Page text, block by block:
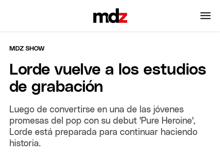
MDZ SHOW
Lorde vuelve a los estudios
de grabación
Luego de convertirse en una de las jóvenes
promesas del pop con su debut 'Pure Heroine',
Lorde está preparada para continuar haciendo
historia.